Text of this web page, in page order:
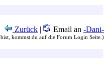
Zurück | Email an -Dani-
kommst du auf die Forum Login Seite.)